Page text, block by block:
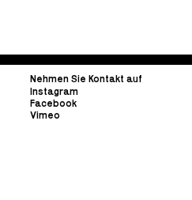
Nehmen Sie Kontakt auf
Instagram
Facebook
Vimeo